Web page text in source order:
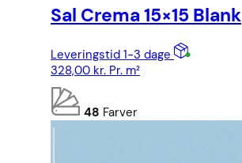
Sal Crema 15×15 Blank
Leveringstid 1-3 dage
328,00 kr. Pr. m²
48 Farver